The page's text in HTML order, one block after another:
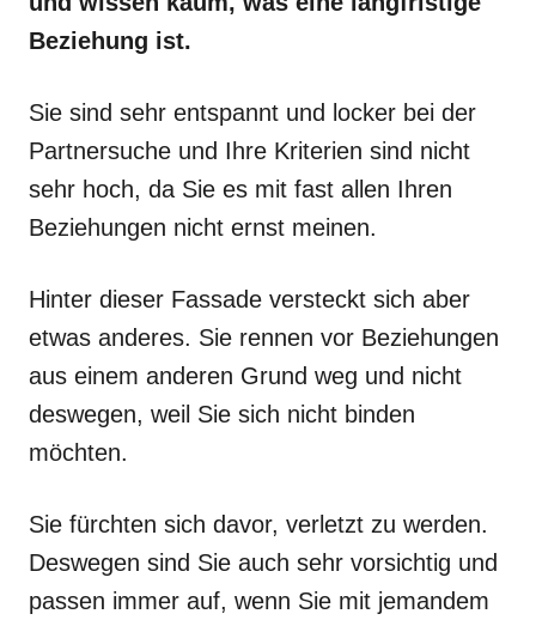
Beziehung ist.
Sie sind sehr entspannt und locker bei der
Partnersuche und Ihre Kriterien sind nicht
sehr hoch, da Sie es mit fast allen Ihren
Beziehungen nicht ernst meinen.
Hinter dieser Fassade versteckt sich aber
etwas anderes. Sie rennen vor Beziehungen
aus einem anderen Grund weg und nicht
deswegen, weil Sie sich nicht binden
möchten.
Sie fürchten sich davor, verletzt zu werden.
Deswegen sind Sie auch sehr vorsichtig und
passen immer auf, wenn Sie mit jemandem